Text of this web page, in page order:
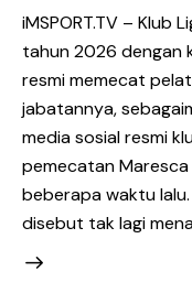
iMSPORT.TV – Klub
tahun 2026 dengan
resmi memecat
jabatannya,
media sosial resmi
pemecatan
beberapa waktu
disebut tak lagi